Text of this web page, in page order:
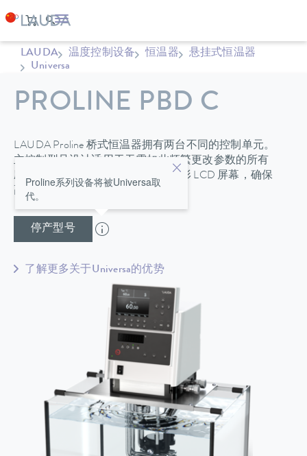
LAUDA 温度控制设备 恒温器
悬挂式恒温器
Universa
PROLINE PBD C
LAUDA Proline 桥式恒温器拥有两台不同的控制单元。
主控制型号设计适用于无需如此频繁更改参数的所有
应用。可拆卸命令控制单元具有图形 LCD 屏幕，确保
高度的操作舒适性和最佳的功能性。
停产型号
Proline系列设备将被Universa取
代。
了解更多关于Universa的优势